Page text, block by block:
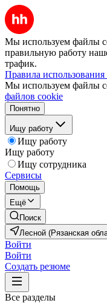
Мы используем файлы
правильную работу
трафик.
Правила
Мы используем файлы
файлов cookie
Понятно
Ищу работу
Ищу работу
Ищу работу
Ищу сотрудника
Сервисы
Помощь
Ещё
Поиск
Лесной (Рязанская
Войти
Войти
Создать резюме
Все разделы